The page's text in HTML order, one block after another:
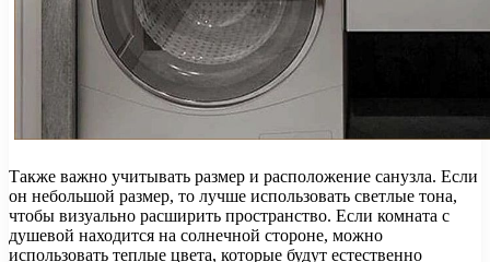
Также важно учитывать размер и расположение санузла. Если
он небольшой размер, то лучше использовать светлые тона,
чтобы визуально расширить пространство. Если комната с
душевой находится на солнечной стороне, можно
использовать теплые цвета, которые будут естественно